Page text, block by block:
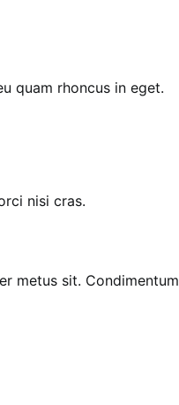
quam rhoncus in eget.
nisi cras.
metus sit. Condimentum